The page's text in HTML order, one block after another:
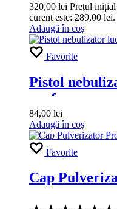
320,00lei Prețul
curent este: 289,00 lei.
Adaugă în coș
Favorite
Pistol
parfum
84,00 lei
Adaugă în coș
Favorite
Cap